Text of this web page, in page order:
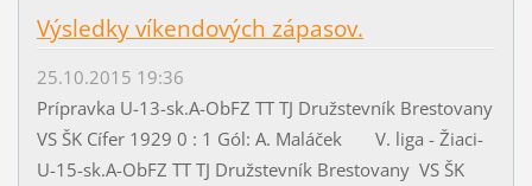
Výsledky víkendových zápasov.
25.10.2015 19:36
Prípravka U-13-sk.A-ObFZ TT TJ Družstevník Brestovany
VS ŠK Cífer 1929 0 : 1 Gól: A. Maláček V. liga - Žiaci-
U-15-sk.A-ObFZ TT TJ Družstevník Brestovany VS ŠK